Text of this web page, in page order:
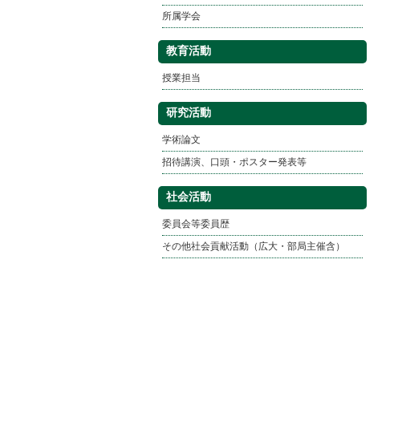
所属学会
教育活動
授業担当
研究活動
学術論文
招待講演、口頭・ポスター発表等
社会活動
委員会等委員歴
その他社会貢献活動（広大・部局主催含）